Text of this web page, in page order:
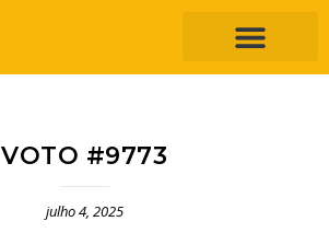
VOTO #9773
julho 4, 2025